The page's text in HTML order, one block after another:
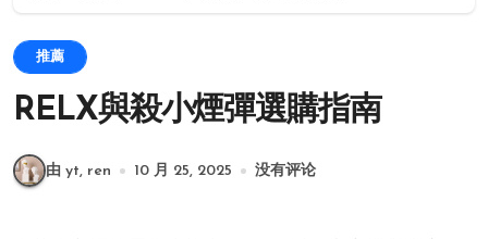
推薦
RELX與殺小煙彈選購指南
由 yt, ren 10 月 25, 2025 没有评论